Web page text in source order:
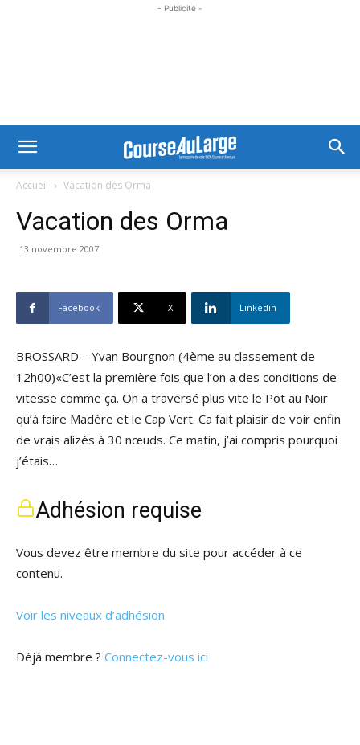
- Publicité -
Accueil Vacation des Orma
Vacation des Orma
13 novembre 2007
Facebook X Linkedin
BROSSARD – Yvan Bourgnon (4ème au classement de
12h00)«C’est la première fois que l’on a des conditions de
vitesse comme ça. On a traversé plus vite le Pot au Noir
qu’à faire Madère et le Cap Vert. Ca fait plaisir de voir enfin
de vrais alizés à 30 nœuds. Ce matin, j’ai compris pourquoi
j’étais…
Adhésion requise
Vous devez être membre du site pour accéder à ce
contenu.
Voir les niveaux d’adhésion
Déjà membre ? Connectez-vous ici